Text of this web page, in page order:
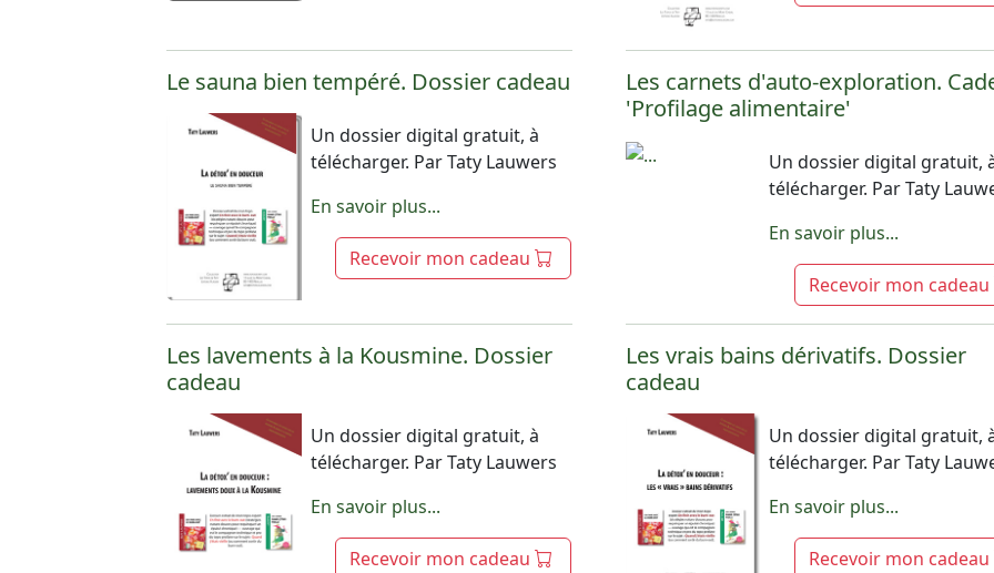
Le sauna bien tempéré. Dossier cadeau
Un dossier digital gratuit, à
télécharger. Par Taty Lauwers
En savoir plus...
Recevoir mon cadeau
Les carnets d'auto-exploration.
'Profilage alimentaire'
Un dossier digital gratuit,
télécharger. Par Taty
En savoir plus...
Recevoir mon cadeau
Les lavements à la Kousmine. Dossier
cadeau
Un dossier digital gratuit, à
télécharger. Par Taty Lauwers
En savoir plus...
Recevoir mon cadeau
Les vrais bains dérivatifs. Dossier
cadeau
Un dossier digital gratuit,
télécharger. Par Taty
En savoir plus...
Recevoir mon cadeau